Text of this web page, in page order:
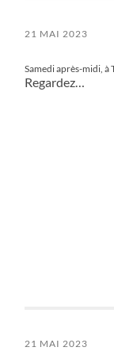
21 MAI 2023
Samedi après-midi, à
Regardez…
21 MAI 2023